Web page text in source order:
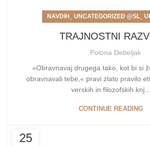
NAVDIH UNCATEGORIZED @SL
TRAJNOSTNI
Polona Debeljak
»Obravnavaj drugega tako, kot bi si
obravnavali tebe,« pravi zlato pravilo
verskih in filozofskih knj...
CONTINUE READING
25